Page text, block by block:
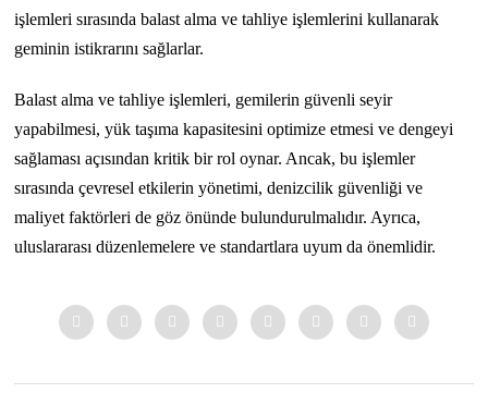
işlemleri sırasında balast alma ve tahliye işlemlerini kullanarak
geminin istikrarını sağlarlar.
Balast alma ve tahliye işlemleri, gemilerin güvenli seyir
yapabilmesi, yük taşıma kapasitesini optimize etmesi ve dengeyi
sağlaması açısından kritik bir rol oynar. Ancak, bu işlemler
sırasında çevresel etkilerin yönetimi, denizcilik güvenliği ve
maliyet faktörleri de göz önünde bulundurulmalıdır. Ayrıca,
uluslararası düzenlemelere ve standartlara uyum da önemlidir.